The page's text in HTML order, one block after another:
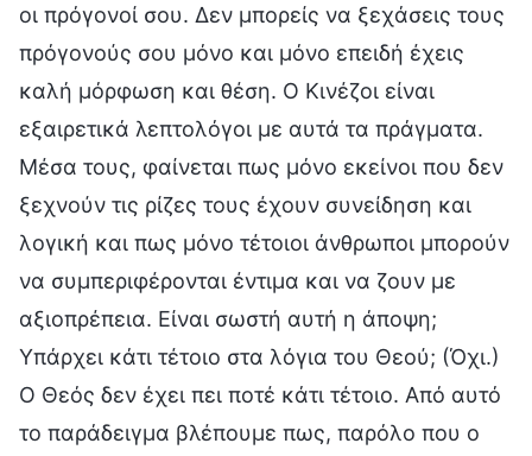
οι πρόγονοί σου. Δεν μπορείς να ξεχάσεις τους
πρόγονούς σου μόνο και μόνο επειδή έχεις
καλή μόρφωση και θέση. Ο Κινέζοι είναι
εξαιρετικά λεπτολόγοι με αυτά τα πράγματα.
Μέσα τους, φαίνεται πως μόνο εκείνοι που δεν
ξεχνούν τις ρίζες τους έχουν συνείδηση και
λογική και πως μόνο τέτοιοι άνθρωποι μπορούν
να συμπεριφέρονται έντιμα και να ζουν με
αξιοπρέπεια. Είναι σωστή αυτή η άποψη;
Υπάρχει κάτι τέτοιο στα λόγια του Θεού; (Όχι.)
Ο Θεός δεν έχει πει ποτέ κάτι τέτοιο. Από αυτό
το παράδειγμα βλέπουμε πως, παρόλο που ο